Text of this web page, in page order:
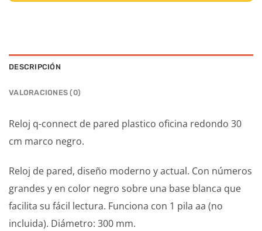
DESCRIPCIÓN
VALORACIONES (0)
Reloj q-connect de pared plastico oficina redondo 30
cm marco negro.
Reloj de pared, diseño moderno y actual. Con números
grandes y en color negro sobre una base blanca que
facilita su fácil lectura. Funciona con 1 pila aa (no
incluida). Diámetro: 300 mm.